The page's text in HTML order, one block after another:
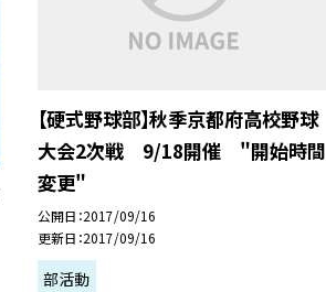
【硬式野球部】秋季京都府高校野球
大会2次戦 9/18開催 "開始時間
変更"
公開日 2017/09/16
更新日 2017/09/16
部活動